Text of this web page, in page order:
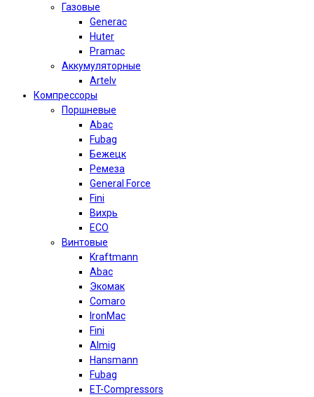
Газовые
Generac
Huter
Pramac
Аккумуляторные
Artelv
Компрессоры
Поршневые
Abac
Fubag
Бежецк
Ремеза
General Force
Fini
Вихрь
ECO
Винтовые
Kraftmann
Abac
Экомак
Comaro
IronMac
Fini
Almig
Hansmann
Fubag
ET-Compressors